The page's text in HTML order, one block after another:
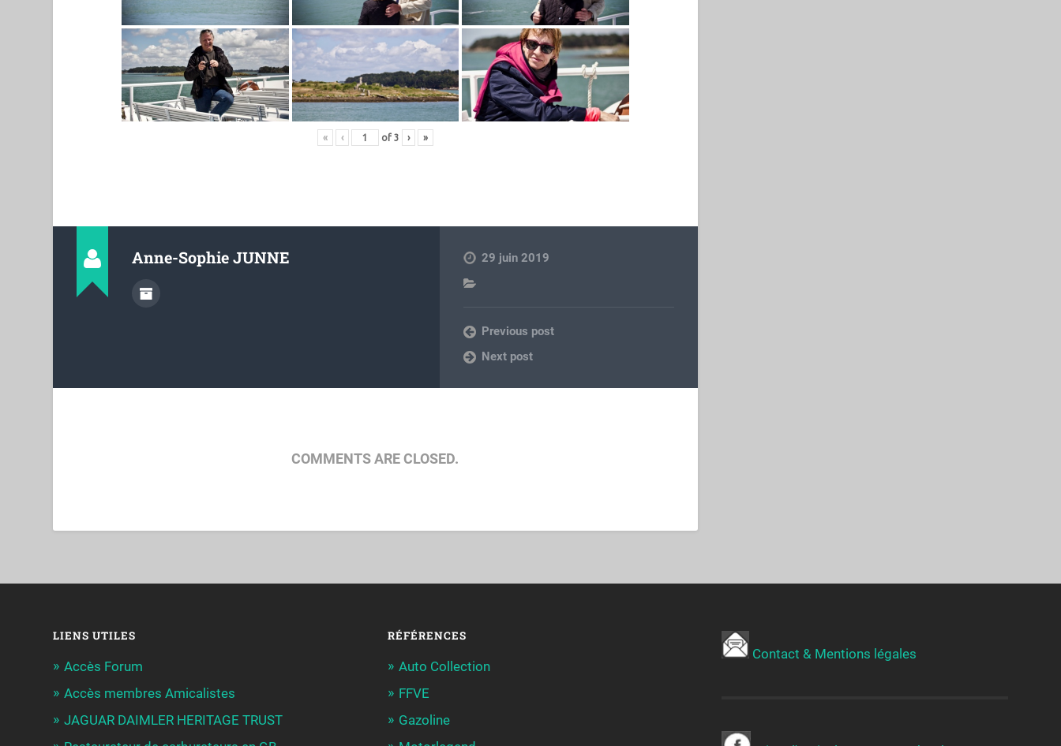
« ‹ of 3 › »
Anne-Sophie JUNNE 29 juin 2019
Previous post
Next post
COMMENTS ARE CLOSED.
LIENS UTILES
Accès Forum
Accès membres Amicalistes
JAGUAR DAIMLER HERITAGE TRUST
RÉFÉRENCES
Auto Collection
FFVE
Gazoline
Contact & Mentions légales